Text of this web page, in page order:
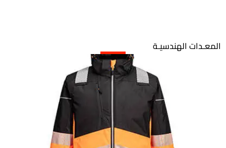
المعـدات الهندسيـة